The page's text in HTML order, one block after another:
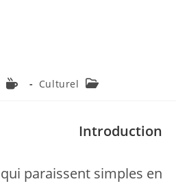
Post
Culturel
Introduction
paraissent simples en